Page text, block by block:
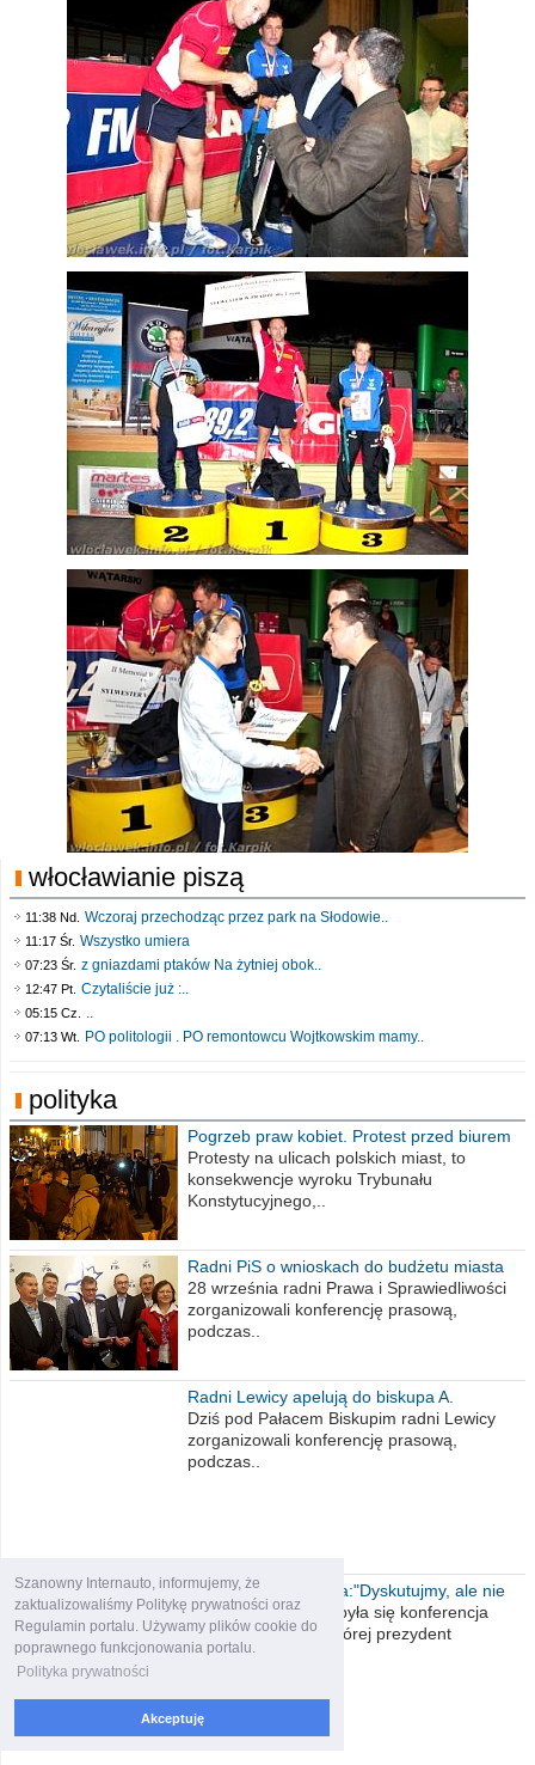
Szanowny Internauto, informujemy, że
zaktualizowaliśmy Politykę prywatności oraz
Regulamin portalu. Używamy plików cookie do
poprawnego funkcjonowania portalu.
Polityka prywatności
Akceptuję
włocławianie piszą
11:38 Nd. Wczoraj przechodząc przez park na Słodowie..
11:17 Śr. Wszystko umiera
07:23 Śr. z gniazdami ptaków Na żytniej obok..
12:47 Pt. Czytaliście już :..
05:15 Cz. ..
07:13 Wt. PO politologii . PO remontowcu Wojtkowskim mamy..
polityka
Pogrzeb praw kobiet. Protest przed biurem
poselskim PiS
Protesty na ulicach polskich miast, to
konsekwencje wyroku Trybunału
Konstytucyjnego,..
Radni PiS o wnioskach do budżetu miasta
na 2021 rok
28 września radni Prawa i Sprawiedliwości
zorganizowali konferencję prasową,
podczas..
Radni Lewicy apelują do biskupa A.
Wiesława Meringa
Dziś pod Pałacem Biskupim radni Lewicy
zorganizowali konferencję prasową,
podczas..
Prezydent Włocławka:"Dyskutujmy, ale nie
obrażajmy się”
Dzisiaj w ratuszu odbyła się konferencja
prasowa, podczas której prezydent
Włocławka..